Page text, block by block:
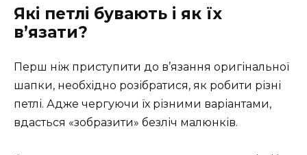
Які петлі бувають і як їх
в’язати?
Перш ніж приступити до в’язання оригінальної
шапки, необхідно розібратися, як робити різні
петлі. Адже чергуючи їх різними варіантами,
вдасться «зобразити» безліч малюнків.